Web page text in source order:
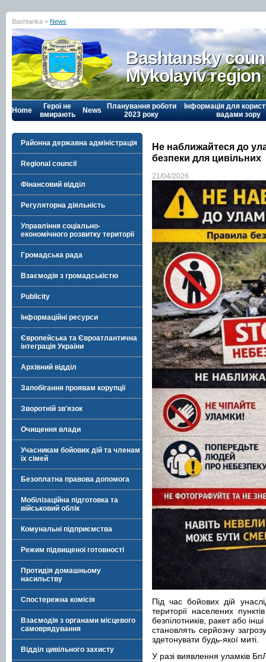
Bashtanka » News
Bashtansky
Mykolayiv region
Home
Герої не
вмирають
News
Планування роботи
2023 року
Інформація для
вадами зору
Районна державна адміністрація
Regional council
Фінансовий відділ
Регуляторна діяльність
Управління соціально-
економічного розвитку території
Громадська рада
Взаємодія з громадськістю
Publicity
Інформаційні ресурси
Європейська та Євроатлантична
інтеграція України
Архівний відділ
Запобігання проявам корупції
Зворотній зв'язок
Очищення влади
Учасникам бойових дій та членам
їх сімей
Безоплатна правова допомога
Мобілізаційна підготовка та
військовий облік
Комунальні підприємства
Режим підвищеної готовності
Протидія домашньому
насильству
Спостережна комісія
Взаємодія з органами місцевого
самоврядування
Відділ цивільного захисту
Не наближайтеся до
безпеки для цивільних
21/04/2026
Під час бойових дій
території населених
безпілотників, ракет або
становлять серйозну
здетонувати будь-якої миті.
У разі виявлення уламків